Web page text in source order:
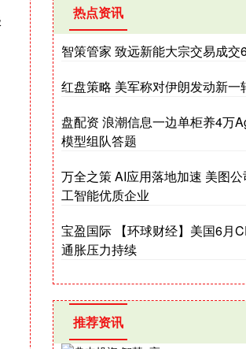
热点资讯
智策管家 致远新能大宗交易成交
红盘策略 美军称对伊朗发动新一
盘配资 浪潮信息一边单柜养4万
模型组队答题
万全之策 AI应用落地加速 美图
工智能优质企业
宝盈国际 【环球财经】美国6月
通胀压力持续
推荐资讯